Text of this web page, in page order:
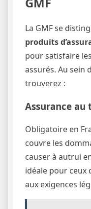
La GMF se
produits
pour satisfaire
assurés. Au sein
trouverez :
Assurance au
Obligatoire en
couvre les
causer à autrui
idéale pour ceux
aux exigences